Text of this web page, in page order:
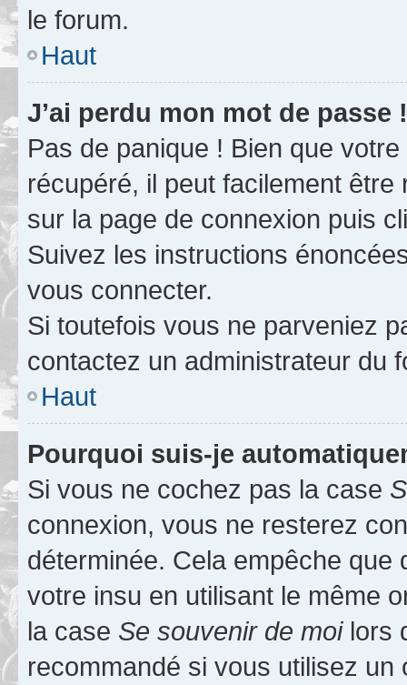
le forum.
Haut
J’ai perdu mon mot de passe !
Pas de panique ! Bien que
récupéré, il peut facilement
sur la page de connexion puis
Suivez les instructions
vous connecter.
Si toutefois vous ne parveniez
contactez un administrateur du
Haut
Pourquoi suis-je
Si vous ne cochez pas la case
connexion, vous ne resterez
déterminée. Cela empêche que
votre insu en utilisant le même
la case Se souvenir de moilors
recommandé si vous utilisez